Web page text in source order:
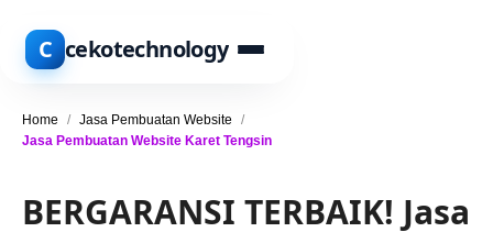
C cekotechnology
Home / Jasa Pembuatan Website
/
Jasa Pembuatan Website Karet Tengsin
BERGARANSI TERBAIK! Jasa